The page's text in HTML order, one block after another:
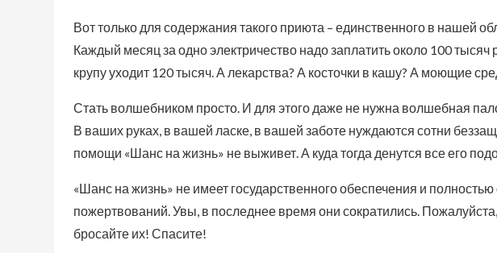
Вот только для содержания такого приюта – единственного в нашей
Каждый месяц за одно электричество надо заплатить около 100
крупу уходит 120 тысяч. А лекарства? А косточки в кашу? А моющие
Стать волшебником просто. И для этого даже не нужна волшебная
В ваших руках, в вашей ласке, в вашей заботе нуждаются сотни
помощи «Шанс на жизнь» не выживет. А куда тогда денутся все его
«Шанс на жизнь» не имеет государственного обеспечения и полностью
пожертвований. Увы, в последнее время они сократились.
бросайте их! Спасите!